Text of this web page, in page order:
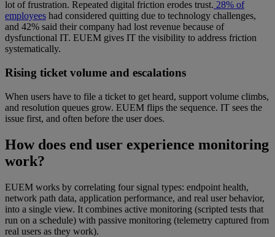
lot of frustration. Repeated digital friction erodes trust. 28% of
employees had considered quitting due to technology challenges,
and 42% said their company had lost revenue because of
dysfunctional IT. EUEM gives IT the visibility to address friction
systematically.
Rising ticket volume and escalations
When users have to file a ticket to get heard, support volume climbs,
and resolution queues grow. EUEM flips the sequence. IT sees the
issue first, and often before the user does.
How does end user experience monitoring
work?
EUEM works by correlating four signal types: endpoint health,
network path data, application performance, and real user behavior,
into a single view. It combines active monitoring (scripted tests that
run on a schedule) with passive monitoring (telemetry captured from
real users as they work).